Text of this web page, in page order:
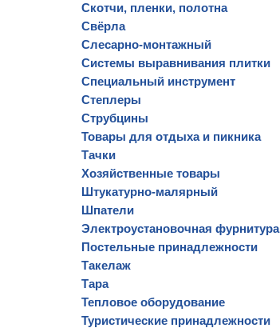
Скотчи, пленки, полотна
Свёрла
Слесарно-монтажный
Системы выравнивания плитки
Специальный инструмент
Степлеры
Струбцины
Товары для отдыха и пикника
Тачки
Хозяйственные товары
Штукатурно-малярный
Шпатели
Электроустановочная фурнитура
Постельные принадлежности
Такелаж
Тара
Тепловое оборудование
Туристические принадлежности